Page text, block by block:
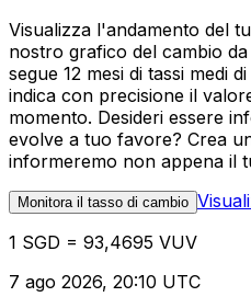
Visualizza l'andamento del
nostro grafico del cambio
segue 12 mesi di tassi medi
indica con precisione il
momento. Desideri essere
evolve a tuo favore? Crea
informeremo non appena il
Monitora il tasso di cambio
1 SGD = 93,4695 VUV
7 ago 2026, 20:10 UTC